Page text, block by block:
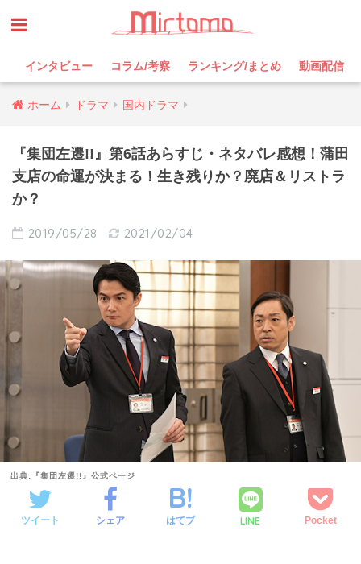
インタビュー コラム/考察 ランキング/まとめ 動画配信
ホーム ドラマ 国内ドラマ
『集団左遷!!』第6話あらすじ・ネタバレ感想！蒲田
支店の命運が決まる！生き残りか？廃店＆リストラ
か？
2019/05/28 2021/02/04
出典:『集団左遷!!』公式ページ
ツイート シェア はてブ LINE Pocket